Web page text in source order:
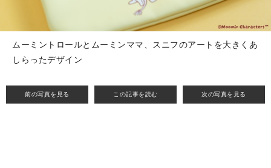
前の写真を見る この記事を読む 次の写真を見る
ムーミントロールとムーミンママ、スニフのアートを大きくあ
しらったデザイン